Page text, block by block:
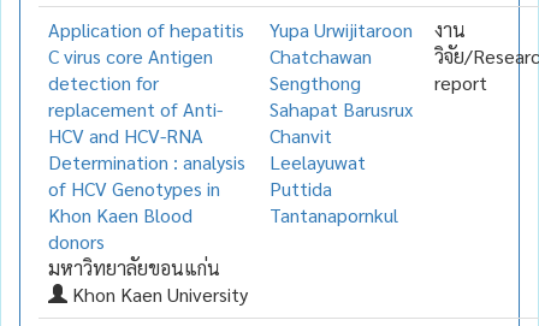
Application of hepatitis
C virus core Antigen
detection for
replacement of Anti-
HCV and HCV-RNA
Determination : analysis
of HCV Genotypes in
Khon Kaen Blood
donors
มหาวิทยาลัยขอนแก่น
Khon Kaen University
Yupa Urwijitaroon
Chatchawan
Sengthong
Sahapat Barusrux
Chanvit
Leelayuwat
Puttida
Tantanapornkul
งาน
วิจัย/
report